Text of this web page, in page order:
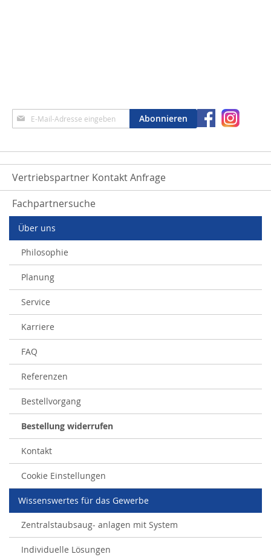
Anmeldung
zum
Abonnieren
Vertriebspartner Kontakt Anfrage
Fachpartnersuche
Über uns
Philosophie
Planung
Service
Karriere
FAQ
Referenzen
Bestellvorgang
Bestellung widerrufen
Kontakt
Cookie Einstellungen
Wissenswertes für das Gewerbe
Zentralstaubsaug- anlagen mit System
Individuelle Lösungen